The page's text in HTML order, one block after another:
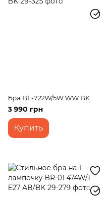
Бра BL-722W/5W WW BK
3 990 грн
Купить